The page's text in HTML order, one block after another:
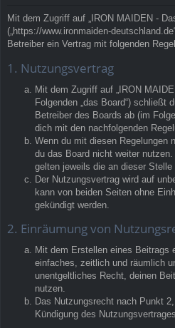
rif
f
Mit dem Zugriff auf „IRON MAIDEN -
(„https://www.ironmaiden-
Betreiber ein Vertrag mit folgenden
1. Nutzungsvertrag
Mit dem Zugriff auf „IRON
Folgenden „das Board“) schließt
Betreiber des Boards ab (im
dich mit den nachfolgenden
Wenn du mit diesen Regelungen
du das Board nicht weiter
gelten jeweils die an dieser
Der Nutzungsvertrag wird auf
kann von beiden Seiten ohne
gekündigt werden.
2. Einräumung von
Mit dem Erstellen eines Beitrags
einfaches, zeitlich und räumlich
unentgeltliches Recht, deinen
nutzen.
Das Nutzungsrecht nach Punkt
Kündigung des